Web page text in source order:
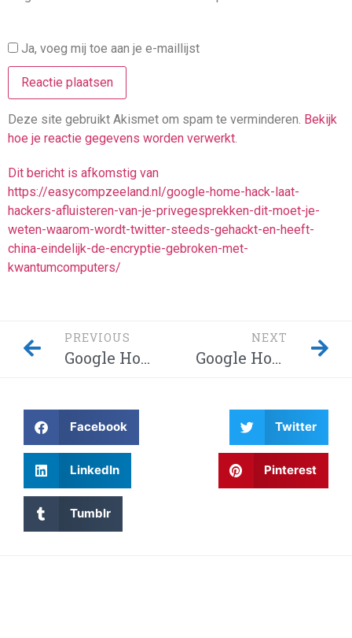
Ja, voeg mij toe aan je e-maillijst
Deze site gebruikt Akismet om spam te verminderen. Bekijk
hoe je reactie gegevens worden verwerkt.
Dit bericht is afkomstig van
https://easycompzeeland.nl/google-home-hack-laat-
hackers-afluisteren-van-je-privegesprekken-dit-moet-je-
weten-waarom-wordt-twitter-steeds-gehackt-en-heeft-
china-eindelijk-de-encryptie-gebroken-met-
kwantumcomputers/
PREVIOUS
Google Home-hack laat hackers afluisteren van je privégesprekken – Dit moet je weten! Waarom wordt Twitter steeds gehackt en heeft China eindelijk de encryptie gebroken met kwantumcomputers?
NEXT
Google Home-hack laat hackers afluisteren van je privégesprekken – Dit moet je weten! Waarom wordt Twitter steeds gehackt en heeft China eindelijk de encryptie gebroken met kwantumcomputers?
Facebook Twitter
LinkedIn Pinterest
Tumblr